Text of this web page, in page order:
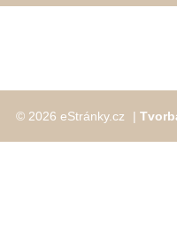
© 2026 eStránky.cz |